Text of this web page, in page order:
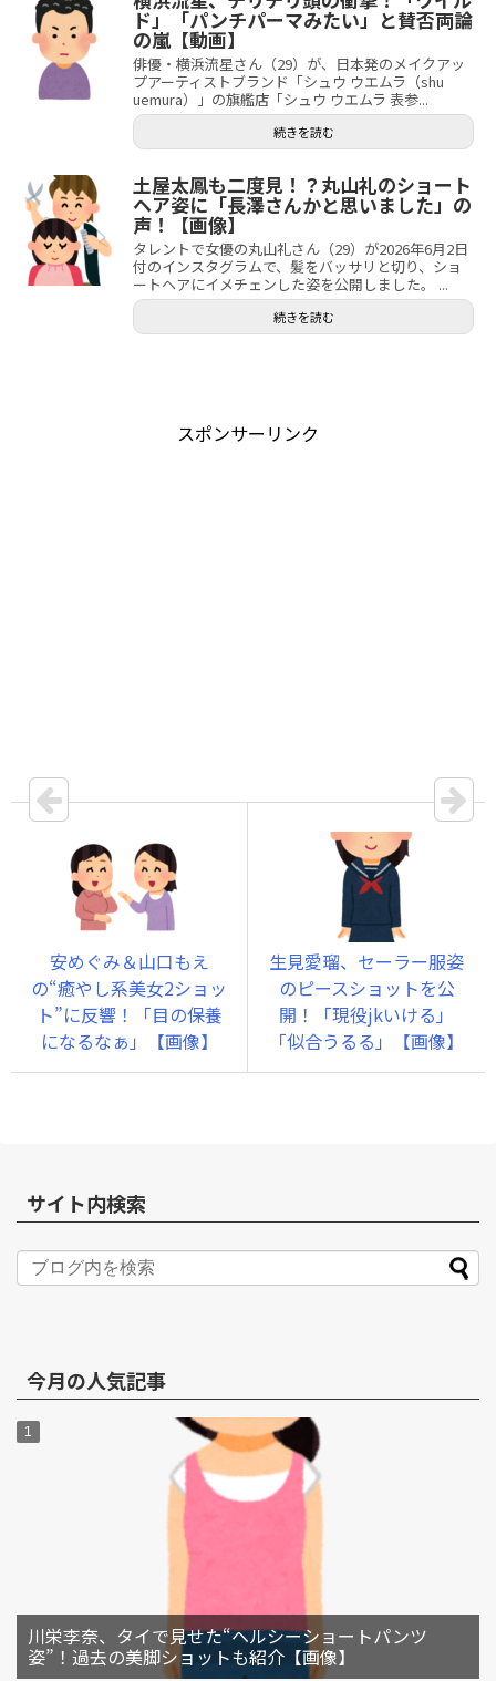
ド」「パンチパーマみたい」と賛否両論
の嵐【動画】
俳優・横浜流星さん（29）が、日本発のメイクアッ
プアーティストブランド「シュウ ウエムラ（shu
uemura）」の旗艦店「シュウ ウエムラ 表参...
続きを読む
土屋太鳳も二度見！？丸山礼のショート
ヘア姿に「長澤さんかと思いました」の
声！【画像】
タレントで女優の丸山礼さん（29）が2026年6月2日
付のインスタグラムで、髪をバッサリと切り、ショ
ートヘアにイメチェンした姿を公開しました。 ...
続きを読む
スポンサーリンク
安めぐみ＆山口もえ
の“癒やし系美女2ショッ
ト”に反響！「目の保養
になるなぁ」【画像】
生見愛瑠、セーラー服姿
のピースショットを公
開！「現役jkいける」
「似合うるる」【画像】
サイト内検索
今月の人気記事
川栄李奈、タイで見せた“ヘルシーショートパンツ
姿”！過去の美脚ショットも紹介【画像】